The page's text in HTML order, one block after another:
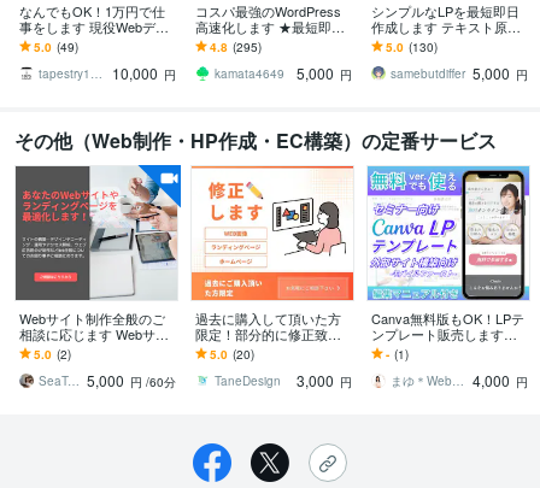
なんでもOK！1万円で仕
事をします 現役Webデザ
イナーが誠実に対応しま
す
5.0 (49)
tapestry1975
10,000 円
コスパ最強のWordPress
高速化します ★最短即日
★検索順位ＵＰ！★100点
実績★アクセス数ＵＰ！
★
4.8 (295)
kamata4649
5,000 円
シンプルなLPを最短即日
作成します テキスト原稿
を元にhtmlとcssだけでコ
ーディングします。
5.0 (130)
samebutdiffer 5,000 円
その他（Web制作・HP作成・EC構築）の定番サービス
Webサイト制作全般のご
相談に応じます Webサイ
ト制作全般の悩み事・コ
ンサル・相談に乗ります
5.0 (2)
SeaToSky_Webdesign 5,000 円 /60分
過去に購入して頂いた方
限定！部分的に修正致し
ます お気軽にお問い合わ
せ下さい。修正致しま
す。
5.0 (20)
TaneDesign
3,000 円
Canva無料版もOK！LPテ
ンプレート販売します
【外部サイト構築用】セ
ミナー向け・編集マニュ
アル付きです
- (1)
まゆ＊Webデザイナー 4,000 円